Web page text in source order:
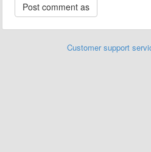
Customer support